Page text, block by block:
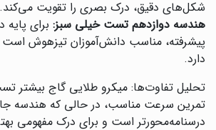
شکل‌های دقیق، درک بصری را تقویت می‌کند.
هندسه دوازدهم تست خیلی سبز: برای
پیشرفته، مناسب دانش‌آموزان تیزهوش است
دارد.
تحلیل تفاوت‌ها: میکرو طلایی گاج بیشتر
تمرین سرعت مناسب، در حالی که هندسه
درسنامه‌محورتر است و برای درک مفهومی